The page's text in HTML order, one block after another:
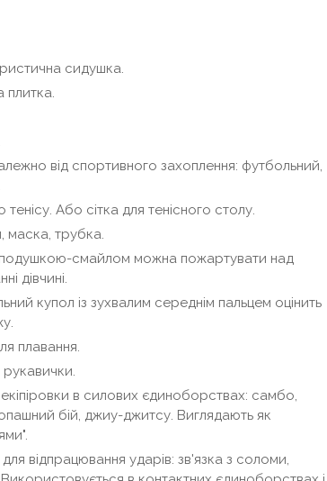
сидушка.
плитка.
від спортивного захоплення: футбольний,
Або сітка для тенісного столу.
маска, трубка.
смайлом можна пожартувати над
дівчині.
купол із зухвалим середнім пальцем оцінить
плавання.
в силових єдиноборствах: самбо,
бій, джиу-джитсу. Виглядають як
відпрацювання ударів: зв'язка з соломи,